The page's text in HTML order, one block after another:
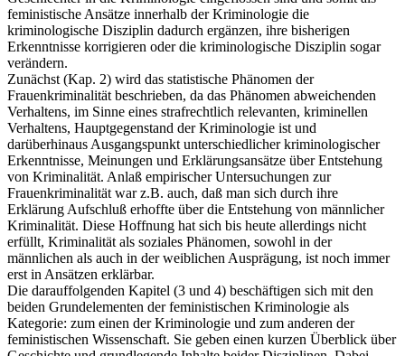
feministische Ansätze innerhalb der Kriminologie die
kriminologische Disziplin dadurch ergänzen, ihre bisherigen
Erkenntnisse korrigieren oder die kriminologische Disziplin sogar
verändern.
Zunächst (Kap. 2) wird das statistische Phänomen der
Frauenkriminalität beschrieben, da das Phänomen abweichenden
Verhaltens, im Sinne eines strafrechtlich relevanten, kriminellen
Verhaltens, Hauptgegenstand der Kriminologie ist und
darüberhinaus Ausgangspunkt unterschiedlicher kriminologischer
Erkenntnisse, Meinungen und Erklärungsansätze über Entstehung
von Kriminalität. Anlaß empirischer Untersuchungen zur
Frauenkriminalität war z.B. auch, daß man sich durch ihre
Erklärung Aufschluß erhoffte über die Entstehung von männlicher
Kriminalität. Diese Hoffnung hat sich bis heute allerdings nicht
erfüllt, Kriminalität als soziales Phänomen, sowohl in der
männlichen als auch in der weiblichen Ausprägung, ist noch immer
erst in Ansätzen erklärbar.
Die darauffolgenden Kapitel (3 und 4) beschäftigen sich mit den
beiden Grundelementen der feministischen Kriminologie als
Kategorie: zum einen der Kriminologie und zum anderen der
feministischen Wissenschaft. Sie geben einen kurzen Überblick über